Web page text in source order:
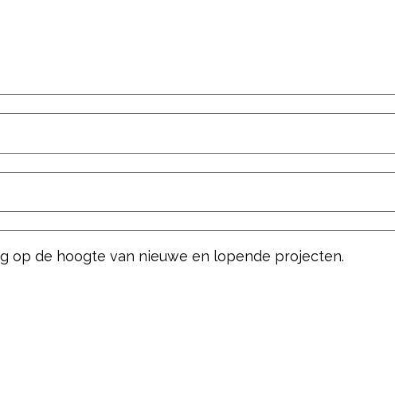
op de hoogte van nieuwe en lopende projecten.